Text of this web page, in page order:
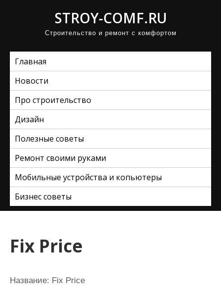
STROY-COMF.RU
Строительство и ремонт с комфортом
Главная
Новости
Про строительство
Дизайн
Полезные советы
Ремонт своими руками
Мобильные устройства и копьютеры
Бизнес советы
Fix Price
Название: Fix Price